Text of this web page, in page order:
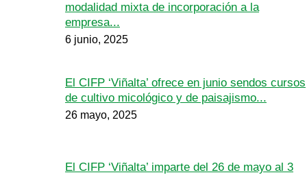
modalidad mixta de incorporación a la
empresa...
6 junio, 2025
El CIFP ‘Viñalta’ ofrece en junio sendos cursos
de cultivo micológico y de paisajismo...
26 mayo, 2025
El CIFP ‘Viñalta’ imparte del 26 de mayo al 3